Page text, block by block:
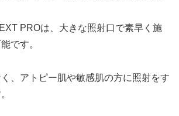
PROは、大きな照射口で素早く施
です。
、アトピー肌や敏感肌の方に照射をす